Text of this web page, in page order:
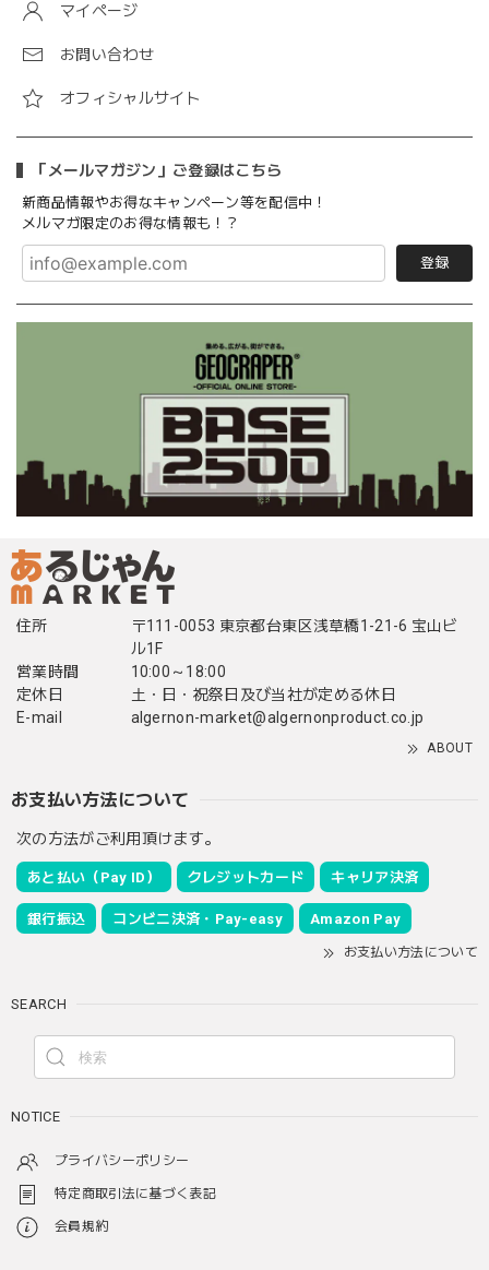
マイページ
お問い合わせ
オフィシャルサイト
「メールマガジン」ご登録はこちら
新商品情報やお得なキャンペーン等を配信中！
メルマガ限定のお得な情報も！？
登録
住所
〒111-0053 東京都台東区浅草橋1-21-6 宝山ビ
ル1F
営業時間
10:00～18:00
定休日
土・日・祝祭日及び当社が定める休日
E-mail
algernon-market@algernonproduct.co.jp
ABOUT
お支払い方法について
次の方法がご利用頂けます。
あと払い（Pay ID） クレジットカード キャリア決済
銀行振込 コンビニ決済・Pay-easy Amazon Pay
お支払い方法について
SEARCH
NOTICE
プライバシーポリシー
特定商取引法に基づく表記
会員規約